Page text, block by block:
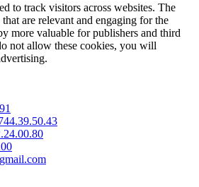
to track visitors across websites. The
are relevant and engaging for the
more valuable for publishers and third
not allow these cookies, you will